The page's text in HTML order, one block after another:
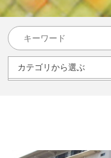
人気の記事ランキング
メンバー
カテゴリから選ぶ
カテゴリから選ぶ
ドッグラン
ドッグカフェ
愛犬と旅行
トリミングサロン
動物病院
コラム